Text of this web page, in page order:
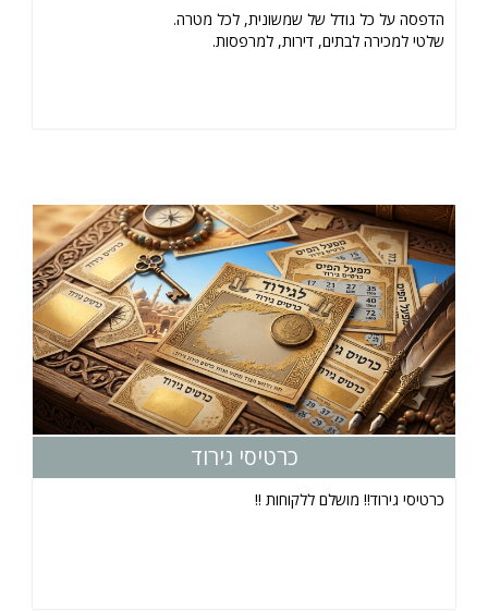
הדפסה על כל גודל של שמשונית, לכל מטרה.
שלטי למכירה לבתים, דירות, למרפסות.
כרטיסי גירוד
כרטיסי גירוד!! מושלם ללקוחות !!